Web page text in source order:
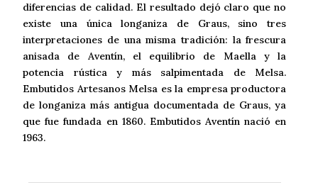
diferencias de calidad. El resultado dejó claro que no
existe una única longaniza de Graus, sino tres
interpretaciones de una misma tradición: la frescura
anisada de Aventín, el equilibrio de Maella y la
potencia rústica y más salpimentada de Melsa.
Embutidos Artesanos Melsa es la empresa productora
de longaniza más antigua documentada de Graus, ya
que fue fundada en 1860. Embutidos Aventín nació en
1963.